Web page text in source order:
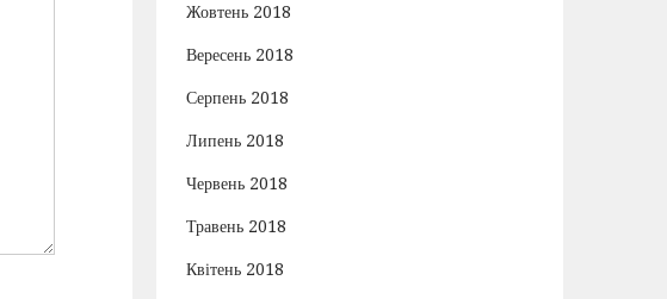
Жовтень 2018
Вересень 2018
Серпень 2018
Липень 2018
Червень 2018
Травень 2018
Квітень 2018